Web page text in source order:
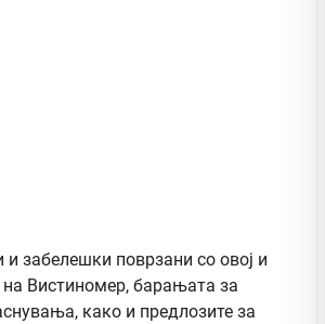
и забелешки поврзани со овој и
на Вистиномер, барањата за
како и предлозите за